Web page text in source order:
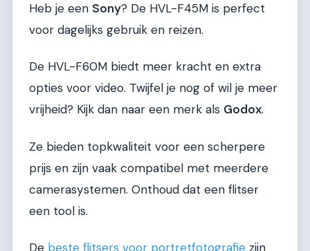
Heb je een Sony? De HVL-F45M is perfect
voor dagelijks gebruik en reizen.
De HVL-F60M biedt meer kracht en extra
opties voor video. Twijfel je nog of wil je meer
vrijheid? Kijk dan naar een merk als Godox.
Ze bieden topkwaliteit voor een scherpere
prijs en zijn vaak compatibel met meerdere
camerasystemen. Onthoud dat een flitser
een tool is.
De beste flitsers voor portretfotografie zijn